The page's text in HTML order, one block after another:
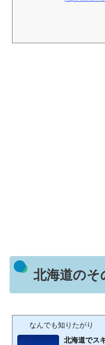
北海道のそ
なんでも知りたがり
北海道でス